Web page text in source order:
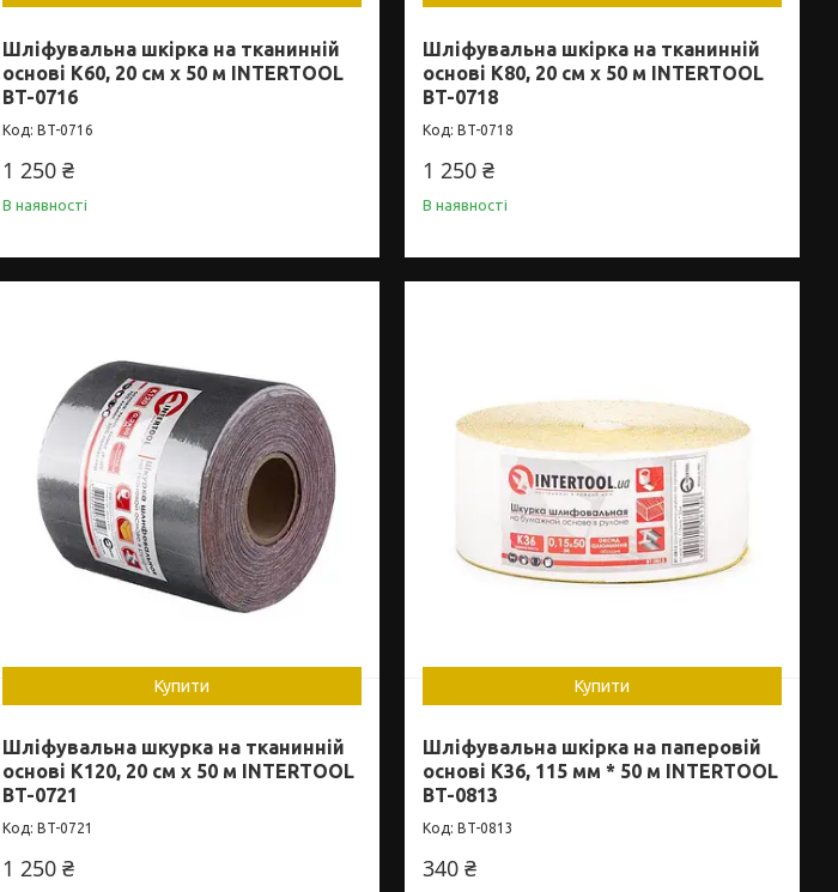
Шліфувальна шкірка на тканинній
основі К60, 20 см x 50 м INTERTOOL
BT-0716
BT-0716
1 250 ₴
В наявності
Шліфувальна шкірка на тканинній
основі К80, 20 см x 50 м INTERTOOL
BT-0718
BT-0718
1 250 ₴
В наявності
Купити
Шліфувальна шкурка на тканинній
основі К120, 20 см x 50 м INTERTOOL
BT-0721
BT-0721
1 250 ₴
Купити
Шліфувальна шкірка на паперовій
основі К36, 115 мм * 50 м INTERTOOL
BT-0813
BT-0813
340 ₴